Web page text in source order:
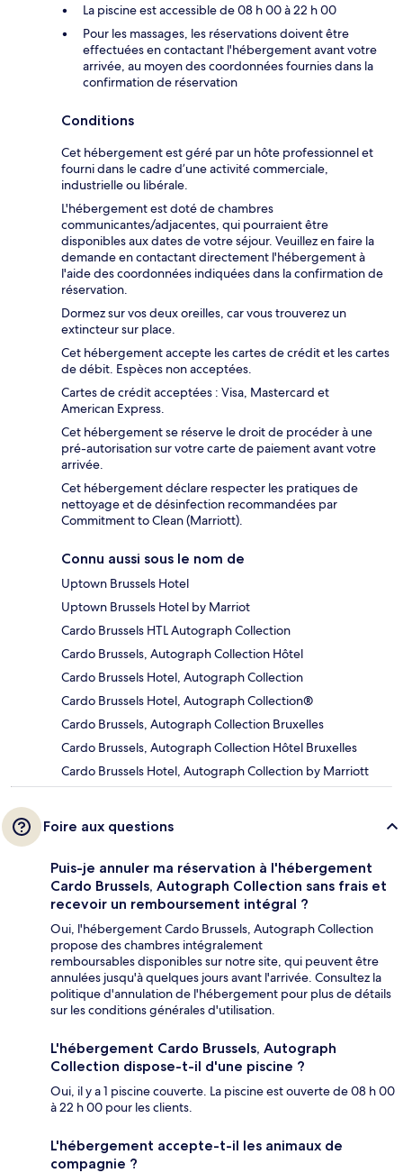
La piscine est accessible de 08 h 00 à 22 h 00
Pour les massages, les réservations doivent être
effectuées en contactant l'hébergement avant votre
arrivée, au moyen des coordonnées fournies dans la
confirmation de réservation
Conditions
Cet hébergement est géré par un hôte professionnel et
fourni dans le cadre d’une activité commerciale,
industrielle ou libérale.
L'hébergement est doté de chambres
communicantes/adjacentes, qui pourraient être
disponibles aux dates de votre séjour. Veuillez en faire la
demande en contactant directement l'hébergement à
l'aide des coordonnées indiquées dans la confirmation de
réservation.
Dormez sur vos deux oreilles, car vous trouverez un
extincteur sur place.
Cet hébergement accepte les cartes de crédit et les cartes
de débit. Espèces non acceptées.
Cartes de crédit acceptées : Visa, Mastercard et
American Express.
Cet hébergement se réserve le droit de procéder à une
pré-autorisation sur votre carte de paiement avant votre
arrivée.
Cet hébergement déclare respecter les pratiques de
nettoyage et de désinfection recommandées par
Commitment to Clean (Marriott).
Connu aussi sous le nom de
Uptown Brussels Hotel
Uptown Brussels Hotel by Marriot
Cardo Brussels HTL Autograph Collection
Cardo Brussels, Autograph Collection Hôtel
Cardo Brussels Hotel, Autograph Collection
Cardo Brussels Hotel, Autograph Collection®
Cardo Brussels, Autograph Collection Bruxelles
Cardo Brussels, Autograph Collection Hôtel Bruxelles
Cardo Brussels Hotel, Autograph Collection by Marriott
Foire aux questions
Puis-je annuler ma réservation à l'hébergement
Cardo Brussels, Autograph Collection sans frais et
recevoir un remboursement intégral ?
Oui, l'hébergement Cardo Brussels, Autograph Collection
propose des chambres intégralement
remboursables disponibles sur notre site, qui peuvent être
annulées jusqu'à quelques jours avant l'arrivée. Consultez la
politique d'annulation de l'hébergement pour plus de détails
sur les conditions générales d'utilisation.
L'hébergement Cardo Brussels, Autograph
Collection dispose-t-il d'une piscine ?
Oui, il y a 1 piscine couverte. La piscine est ouverte de 08 h 00
à 22 h 00 pour les clients.
L'hébergement accepte-t-il les animaux de
compagnie ?